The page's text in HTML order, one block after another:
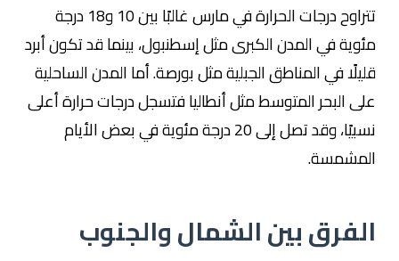
تتراوح درجات الحرارة في مارس غالبًا بين 10 و18 درجة
مئوية في المدن الكبرى مثلإسطنبول، بينما قد تكون أبرد
قليلًا في المناطق الجبلية مثلبورصة. أما المدن الساحلية
على البحر المتوسط مثلأنطاليافتسجل درجات حرارة أعلى
نسبيًا، وقد تصل إلى 20 درجة مئوية في بعض الأيام
المشمسة.
الفرق بين الشمال والجنوب